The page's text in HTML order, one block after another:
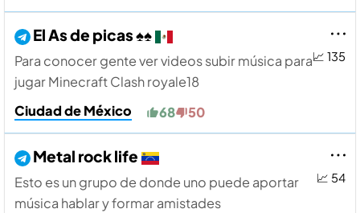
📈 135
El As de picas ♠️♠️
Para conocer gente ver videos subir música para
jugar Minecraft Clash royale18
Ciudad de México
68 50
📈 54
Metal rock life
Esto es un grupo de donde uno puede aportar
música hablar y formar amistades